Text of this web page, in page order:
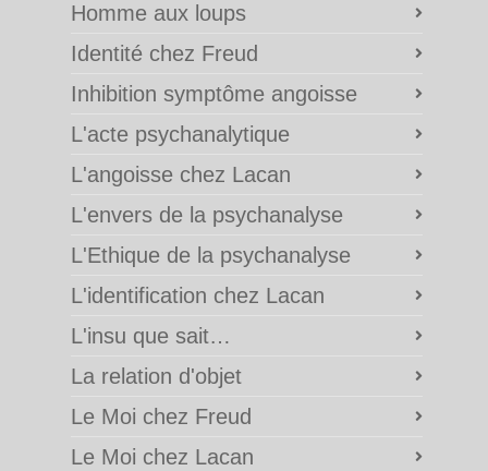
Homme aux loups
Identité chez Freud
Inhibition symptôme angoisse
L'acte psychanalytique
L'angoisse chez Lacan
L'envers de la psychanalyse
L'Ethique de la psychanalyse
L'identification chez Lacan
L'insu que sait…
La relation d'objet
Le Moi chez Freud
Le Moi chez Lacan